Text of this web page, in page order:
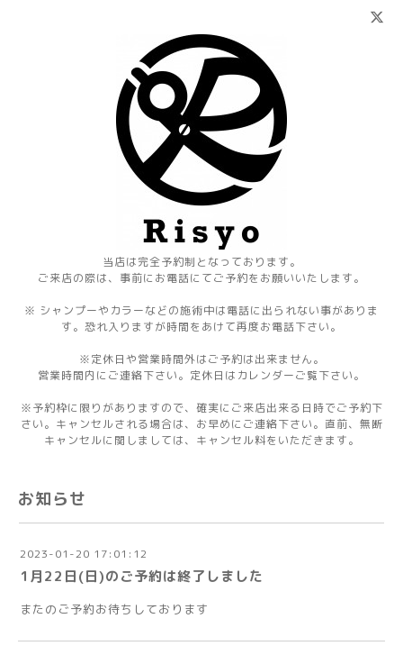
当店は完全予約制となっております。
ご来店の際は、事前にお電話にてご予約をお願いいたします。
※ シャンプーやカラーなどの施術中は電話に出られない事がありま
す。恐れ入りますが時間をあけて再度お電話下さい。
※定休日や営業時間外はご予約は出来ません。
営業時間内にご連絡下さい。定休日はカレンダーご覧下さい。
※予約枠に限りがありますので、確実にご来店出来る日時でご予約下
さい。キャンセルされる場合は、お早めにご連絡下さい。直前、無断
キャンセルに関しましては、キャンセル料をいただきます。
お知らせ
2023-01-20 17:01:12
1月22日(日)のご予約は終了しました
またのご予約お待ちしております